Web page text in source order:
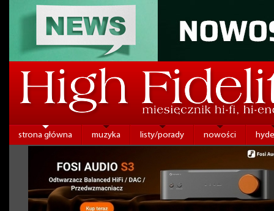
strona główna muzyka listy/porady nowości